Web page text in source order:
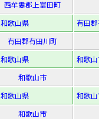
西牟婁郡上富田町
和歌山県
有田
有田郡有田川町
和歌山県
和歌
和歌山市
和歌山県
和歌
和歌山市